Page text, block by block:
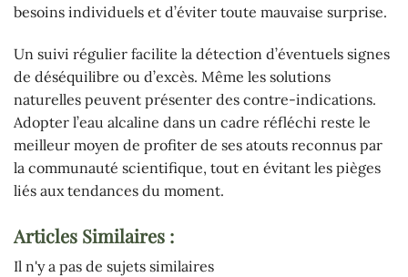
besoins individuels et d’éviter toute mauvaise surprise.
Un suivi régulier facilite la détection d’éventuels signes
de déséquilibre ou d’excès. Même les solutions
naturelles peuvent présenter des contre-indications.
Adopter l’eau alcaline dans un cadre réfléchi reste le
meilleur moyen de profiter de ses atouts reconnus par
la communauté scientifique, tout en évitant les pièges
liés aux tendances du moment.
Articles Similaires :
Il n'y a pas de sujets similaires